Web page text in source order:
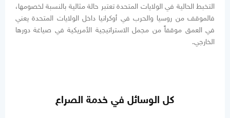
التخبط الحالية في الولايات المتحدة تعتبر حالة مثالية بالنسبة لخصومها،
فالموقف من روسيا والحرب في أوكرانيا داخل الولايات المتحدة يعني
في العمق موقفاً من مجمل الاستراتيجية الأمريكية في صياغة دورها
الخارجي.
كل الوسائل في خدمة الصراع